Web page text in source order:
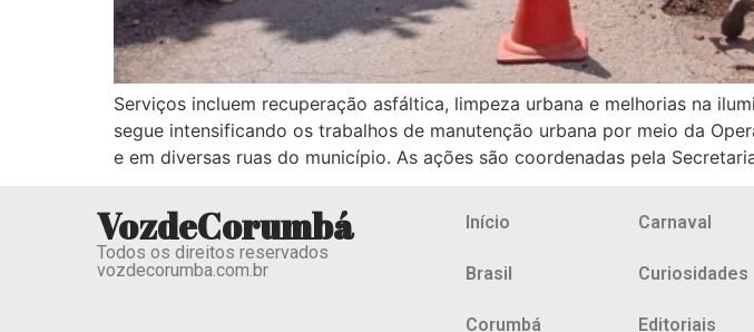
Serviços incluem recuperação asfáltica, limpeza urbana e melhorias na
segue intensificando os trabalhos de manutenção urbana por meio da
e em diversas ruas do município. As ações são coordenadas pela
VozdeCorumbá
Todos os direitos reservados
vozdecorumba.com.br
Início
Brasil
Corumbá
Carnaval
Curiosidades
Editoriais